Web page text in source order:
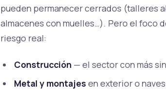
pueden permanecer cerrados (talleres
almacenes con muelles…). Pero el foco
riesgo real:
Construcción — el sector con más
Metal y montajes en exterior o